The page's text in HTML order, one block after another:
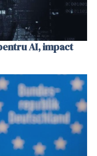
AI, impact